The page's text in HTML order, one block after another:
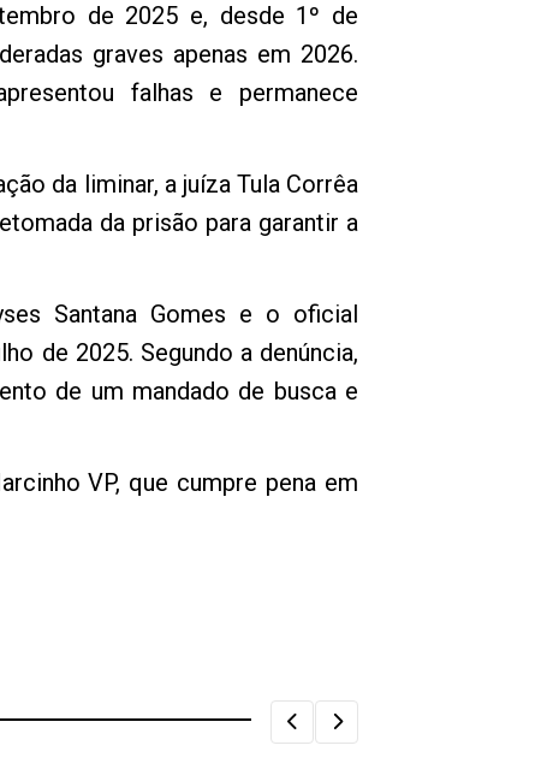
de 2025 e, desde 1º de
graves apenas em 2026.
falhas e permanece
da liminar, a juíza Tula Corrêa
da prisão para garantir a
Santana Gomes e o oficial
de 2025. Segundo a denúncia,
de um mandado de busca e
VP, que cumpre pena em